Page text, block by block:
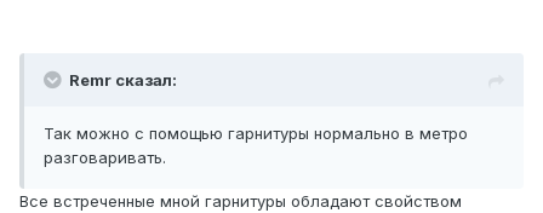
Remr сказал:
Так можно с помощью гарнитуры нормально в метро
разговаривать.
Все встреченные мной гарнитуры обладают свойством